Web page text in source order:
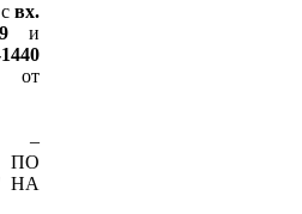
вх.
и
от
–
ПО
НА